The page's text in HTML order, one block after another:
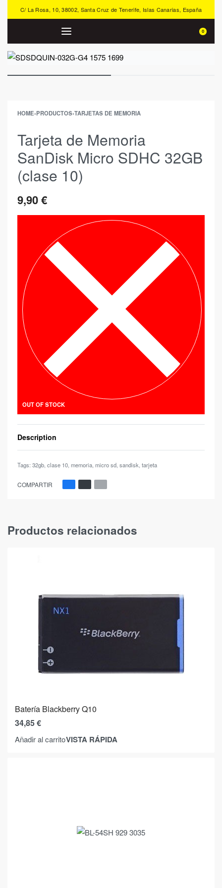
C/ La Rosa, 10, 38002, Santa Cruz de Tenerife, Islas Canarias, España
0
HOME›PRODUCTOS›TARJETAS DE MEMORIA
Tarjeta de Memoria
SanDisk Micro SDHC 32GB
(clase 10)
9,90€
OUT OF STOCK
Description
Tags: 32gb clase 10 memoria micro sd sandisk tarjeta
COMPARTIR
Productos relacionados
Batería Blackberry Q10
34,85€
Añadir al carritoVISTA RÁPIDA